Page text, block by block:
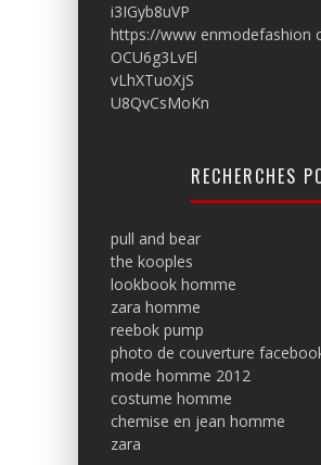
i3IGyb8uVP
https://www enmodefashion
OCU6g3LvEl
vLhXTuoXjS
U8QvCsMoKn
RECHERCHES
pull and bear
the kooples
lookbook homme
zara homme
reebok pump
photo de couverture
mode homme 2012
costume homme
chemise en jean homme
zara